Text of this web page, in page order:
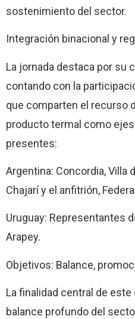
sostenimiento del sector.
Integración binacional y
La jornada destaca por su
contando con la
que comparten el recurso
producto termal como
presentes:
Argentina: Concordia, Villa
Chajarí y el anfitrión,
Uruguay: Representantes
Arapey.
Objetivos: Balance,
La finalidad central de
balance profundo del